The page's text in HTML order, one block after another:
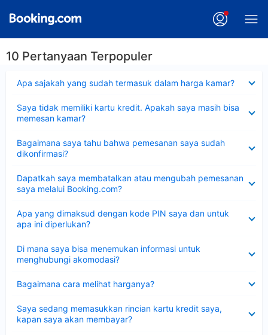
10 Pertanyaan Terpopuler
Apa sajakah yang sudah termasuk dalam harga kamar?
Saya tidak memiliki kartu kredit. Apakah saya masih bisa
memesan kamar?
Bagaimana saya tahu bahwa pemesanan saya sudah
dikonfirmasi?
Dapatkah saya membatalkan atau mengubah pemesanan
saya melalui Booking.com?
Apa yang dimaksud dengan kode PIN saya dan untuk
apa ini diperlukan?
Di mana saya bisa menemukan informasi untuk
menghubungi akomodasi?
Bagaimana cara melihat harganya?
Saya sedang memasukkan rincian kartu kredit saya,
kapan saya akan membayar?